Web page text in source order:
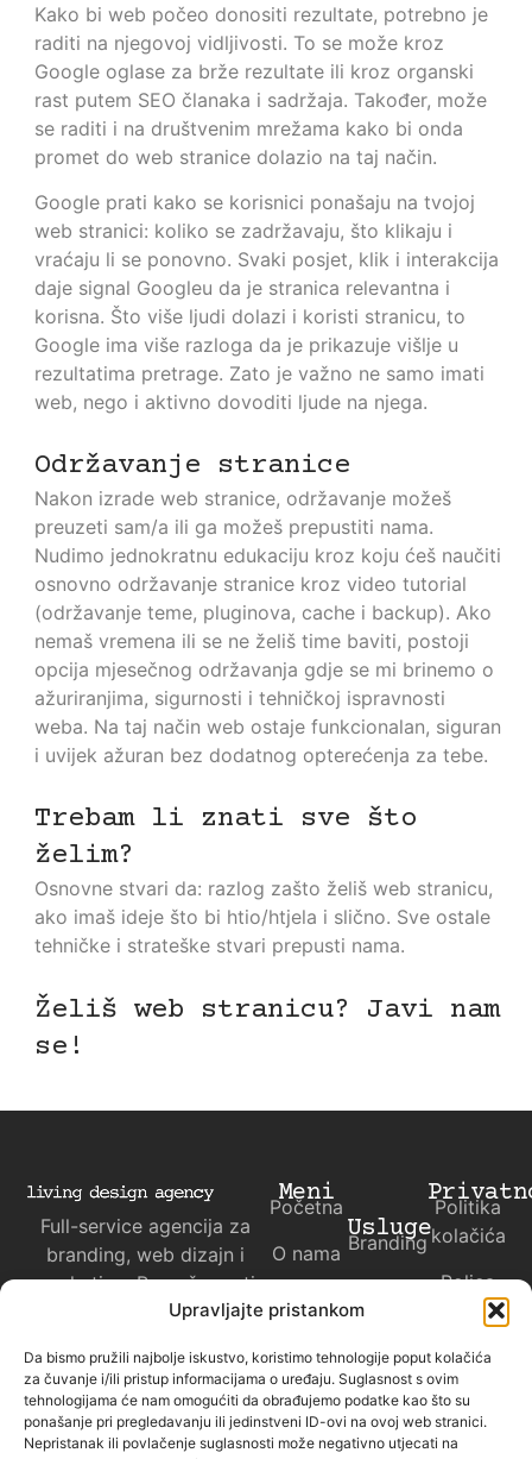
Upravljajte pristankom
Da bismo pružili najbolje iskustvo, koristimo tehnologije poput kolačića
za čuvanje i/ili pristup informacijama o uređaju. Suglasnost s ovim
tehnologijama će nam omogućiti da obrađujemo podatke kao što su
ponašanje pri pregledavanju ili jedinstveni ID-ovi na ovoj web stranici.
Nepristanak ili povlačenje suglasnosti može negativno utjecati na
Kako bi web počeo donositi rezultate, potrebno je
raditi na njegovoj vidljivosti. To se može kroz
Google oglase za brže rezultate ili kroz organski
rast putem SEO članaka i sadržaja. Također, može
se raditi i na društvenim mrežama kako bi onda
promet do web stranice dolazio na taj način.
Google prati kako se korisnici ponašaju na tvojoj
web stranici: koliko se zadržavaju, što klikaju i
vraćaju li se ponovno. Svaki posjet, klik i interakcija
daje signal Googleu da je stranica relevantna i
korisna. Što više ljudi dolazi i koristi stranicu, to
Google ima više razloga da je prikazuje višlje u
rezultatima pretrage. Zato je važno ne samo imati
web, nego i aktivno dovoditi ljude na njega.
Održavanje stranice
Nakon izrade web stranice, održavanje možeš
preuzeti sam/a ili ga možeš prepustiti nama.
Nudimo jednokratnu edukaciju kroz koju ćeš naučiti
osnovno održavanje stranice kroz video tutorial
(održavanje teme, pluginova, cache i backup). Ako
nemaš vremena ili se ne želiš time baviti, postoji
opcija mjesečnog održavanja gdje se mi brinemo o
ažuriranjima, sigurnosti i tehničkoj ispravnosti
weba. Na taj način web ostaje funkcionalan, siguran
i uvijek ažuran bez dodatnog opterećenja za tebe.
Trebam li znati sve što
želim?
Osnovne stvari da: razlog zašto želiš web stranicu,
ako imaš ideje što bi htio/htjela i slično. Sve ostale
tehničke i strateške stvari prepusti nama.
Želiš web stranicu? Javi nam
se!
Full-service agencija za
branding, web dizajn i
marketing. Pomažemo ti
da ispričaš svoju priču
Meni
Početna
O nama
Kontakt
Usluge
Branding
dizajn
Marketing
Projekti
Politika
kolačića
Polica
privatnosti